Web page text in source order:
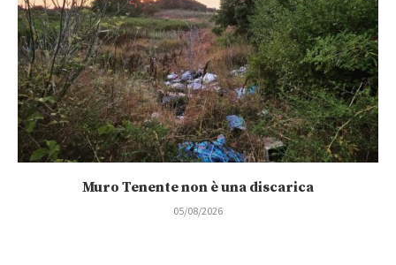
Muro Tenente non è una discarica
05/08/2026